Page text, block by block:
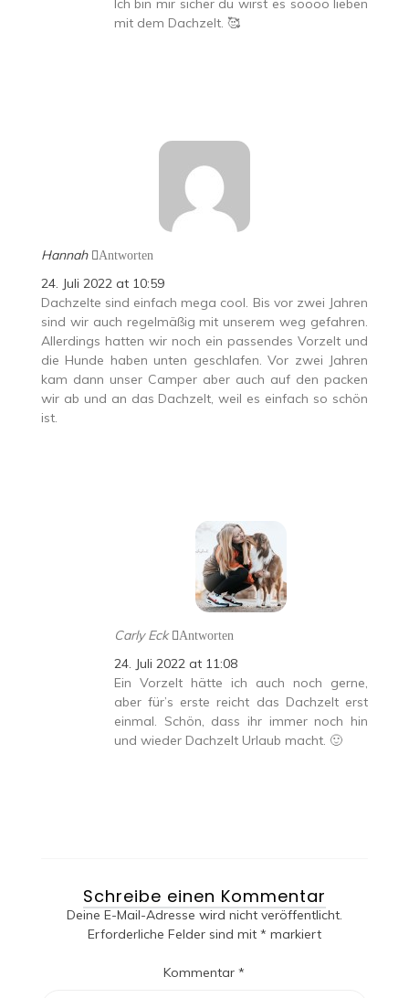
Ich bin mir sicher du wirst es soooo lieben
mit dem Dachzelt. 🥰
Hannah Antworten
24. Juli 2022 at 10:59
Dachzelte sind einfach mega cool. Bis vor zwei Jahren
sind wir auch regelmäßig mit unserem weg gefahren.
Allerdings hatten wir noch ein passendes Vorzelt und
die Hunde haben unten geschlafen. Vor zwei Jahren
kam dann unser Camper aber auch auf den packen
wir ab und an das Dachzelt, weil es einfach so schön
ist.
Carly Eck Antworten
24. Juli 2022 at 11:08
Ein Vorzelt hätte ich auch noch gerne,
aber für’s erste reicht das Dachzelt erst
einmal. Schön, dass ihr immer noch hin
und wieder Dachzelt Urlaub macht. 🙂
Schreibe einen Kommentar
Deine E-Mail-Adresse wird nicht veröffentlicht.
Erforderliche Felder sind mit * markiert
Kommentar*